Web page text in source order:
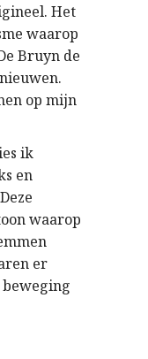
Het
waarop
Bruyn de
op mijn
ik
en
waarop
er
beweging